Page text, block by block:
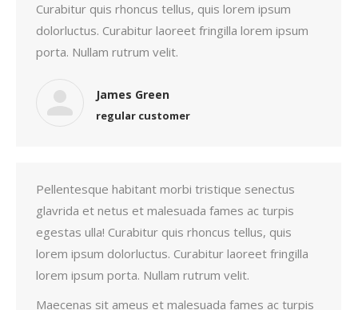
Curabitur quis rhoncus tellus, quis lorem ipsum
dolorluctus. Curabitur laoreet fringilla lorem ipsum
porta. Nullam rutrum velit.
James Green
regular customer
Pellentesque habitant morbi tristique senectus
glavrida et netus et malesuada fames ac turpis
egestas ulla! Curabitur quis rhoncus tellus, quis
lorem ipsum dolorluctus. Curabitur laoreet fringilla
lorem ipsum porta. Nullam rutrum velit.
Maecenas sit ameus et malesuada fames ac turpis